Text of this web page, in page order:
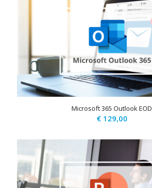
Microsoft 365 Outlook EOD
€129,00